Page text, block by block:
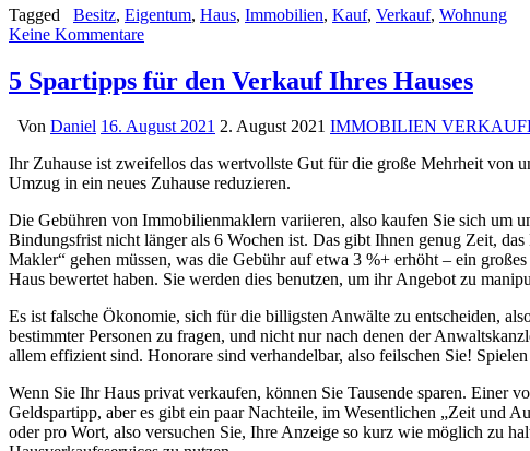
Tagged
Besitz, Eigentum, Haus, Immobilien, Kauf, Verkauf, Wohnung
Keine Kommentare
5 Spartipps für den Verkauf Ihres Hauses
Von Daniel 16. August 2021 2. August 2021 IMMOBILIEN
Ihr Zuhause ist zweifellos das wertvollste Gut für die große Mehrheit von
Umzug in ein neues Zuhause reduzieren.
Die Gebühren von Immobilienmaklern variieren, also kaufen Sie sich um
Bindungsfrist nicht länger als 6 Wochen ist. Das gibt Ihnen genug Zeit,
Makler“ gehen müssen, was die Gebühr auf etwa 3 %+ erhöht – ein
Haus bewertet haben. Sie werden dies benutzen, um ihr Angebot zu
Es ist falsche Ökonomie, sich für die billigsten Anwälte zu entscheiden,
bestimmter Personen zu fragen, und nicht nur nach denen der
allem effizient sind. Honorare sind verhandelbar, also feilschen Sie!
Wenn Sie Ihr Haus privat verkaufen, können Sie Tausende sparen. Einer
Geldspartipp, aber es gibt ein paar Nachteile, im Wesentlichen „Zeit und
oder pro Wort, also versuchen Sie, Ihre Anzeige so kurz wie möglich zu